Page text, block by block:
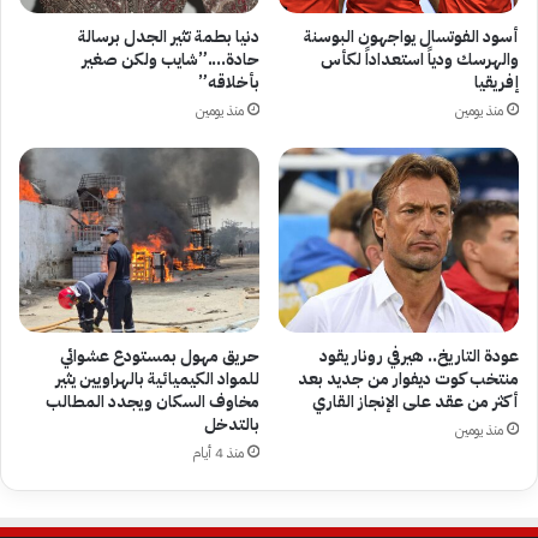
أسود الفوتسال يواجهون البوسنة
والهرسك ودياً استعداداً لكأس
إفريقيا
منذ يومين
دنيا بطمة تثير الجدل برسالة
حادة….”شايب ولكن صغير
بأخلاقه”
منذ يومين
عودة التاريخ.. هيرفي رونار يقود
منتخب كوت ديفوار من جديد بعد
أكثر من عقد على الإنجاز القاري
منذ يومين
حريق مهول بمستودع عشوائي
للمواد الكيميائية بالهراويين يثير
مخاوف السكان ويجدد المطالب
بالتدخل
منذ 4 أيام